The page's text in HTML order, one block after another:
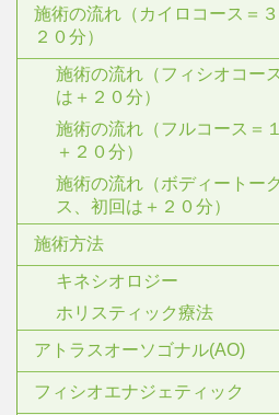
施術の流れ（カイロコース＝
２０分）
施術の流れ（フィシオコー
は＋２０分）
施術の流れ（フルコース＝
＋２０分）
施術の流れ（ボディートー
ス、初回は＋２０分）
施術方法
キネシオロジー
ホリスティック療法
アトラスオーソゴナル(AO)
フィシオエナジェティック